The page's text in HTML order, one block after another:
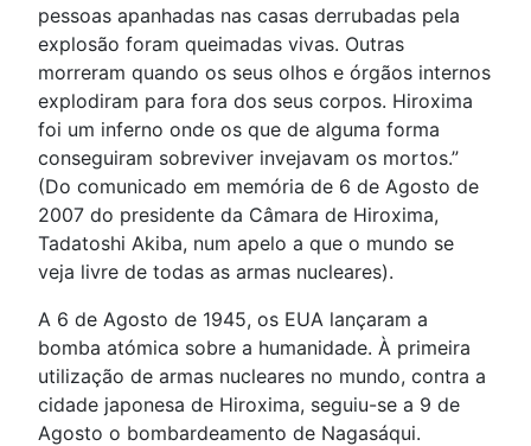
pessoas apanhadas nas casas derrubadas pela
explosão foram queimadas vivas. Outras
morreram quando os seus olhos e órgãos internos
explodiram para fora dos seus corpos. Hiroxima
foi um inferno onde os que de alguma forma
conseguiram sobreviver invejavam os mortos.”
(Do comunicado em memória de 6 de Agosto de
2007 do presidente da Câmara de Hiroxima,
Tadatoshi Akiba, num apelo a que o mundo se
veja livre de todas as armas nucleares).
A 6 de Agosto de 1945, os EUA lançaram a
bomba atómica sobre a humanidade. À primeira
utilização de armas nucleares no mundo, contra a
cidade japonesa de Hiroxima, seguiu-se a 9 de
Agosto o bombardeamento de Nagasáqui.